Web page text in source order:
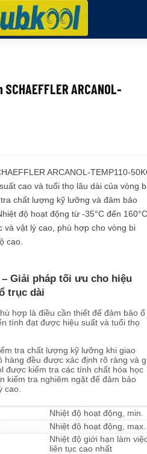
ARCANOL-
ARCANOL-TEMP110-
cao và tuổi thọ lâu dài của vòng
chất lượng kỹ lưỡng và đảm bảo
độ hoạt động từ -35°C đến
và vật lý cao, phù hợp cho vòng bi
cao.
Giải pháp tối ưu cho hiệu
trục dài
hợp là điều cần thiết để đảm bảo ổ
tính đạt được hiệu suất và tuổi thọ
tra chất lượng kỹ lưỡng khi giao
hàng đều được xác định rõ ràng và
được kiểm tra các tính chất hóa học
kiểm tra nghiêm ngặt để đảm bảo
cao.
Nhiệt độ hoạt động, min.
Nhiệt độ hoạt động, max.
Nhiệt độ giới hạn làm
liên tục cao nhất